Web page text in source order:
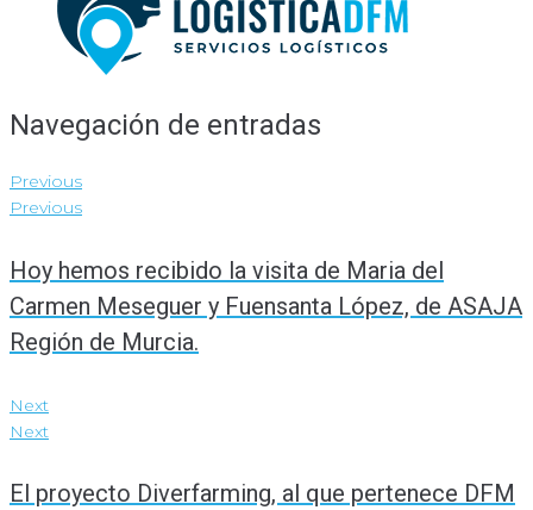
Navegación de entradas
Previous
Previous
Hoy hemos recibido la visita de Maria del
Carmen Meseguer y Fuensanta López, de ASAJA
Región de Murcia.
Next
Next
El proyecto Diverfarming, al que pertenece DFM